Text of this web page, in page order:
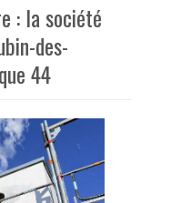
: la société
des-
44